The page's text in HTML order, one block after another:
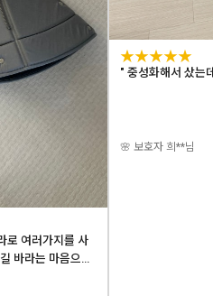
로 여러가지를 사
바라는 마음으로
★★★★★
" 중성화해서 샀는
🌸 보호자 희**님